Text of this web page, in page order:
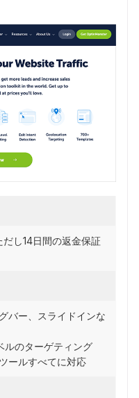
だし14日間の返金保証
バー、スライドインな
のターゲティング
ールすべてに対応